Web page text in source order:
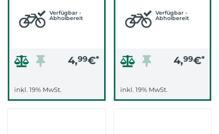
Verfügbar -
Abholbereit
4,99€*
inkl. 19% MwSt.
Verfügbar -
Abholbereit
4,99€*
inkl. 19% MwSt.